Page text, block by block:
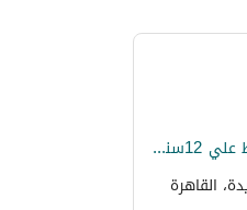
شقه الاحلام بدون مقدم !!!وهتقسط من غير ضغط علي 12سنه!!! اميز شقه في اميز لوكيشن باميز فيو في الكمبوند اوفر مش هيتكرر والسعر لقطه
القاهرة